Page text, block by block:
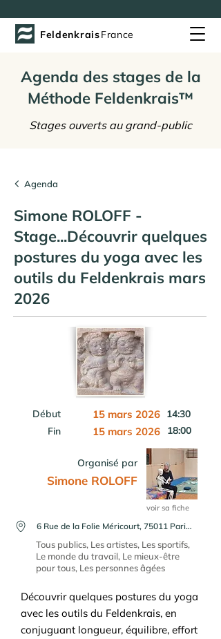
FeldenkraisFrance
Agenda des stages de la
Méthode Feldenkrais™
Stages ouverts au grand-public
Agenda
Simone ROLOFF -
Stage...Découvrir quelques
postures du yoga avec les
outils du Feldenkrais mars
2026
Début 15 mars 2026 14:30
Fin
15 mars 2026 18:00
Organisé par
Simone ROLOFF
voir sa fiche
6 Rue de la Folie Méricourt, 75011 Paris, France
Tous publics, Les artistes, Les sportifs,
Le monde du travail, Le mieux-être
pour tous, Les personnes âgées
Découvrir quelques postures du yoga
avec les outils du Feldenkrais, en
conjuguant longueur, équilibre, effort